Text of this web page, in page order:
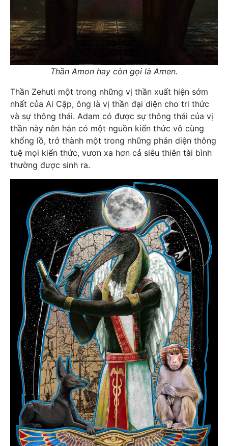
Thần Amon hay còn gọi là Amen.
Thần Zehuti một trong những vị thần xuất hiện sớm
nhất của Ai Cập, ông là vị thần đại diện cho tri thức
và sự thông thái. Adam có được sự thông thái của vị
thần này nên hắn có một nguồn kiến thức vô cùng
khổng lồ, trở thành một trong những phản diện thông
tuệ mọi kiến thức, vươn xa hơn cả siêu thiên tài bình
thường được sinh ra.